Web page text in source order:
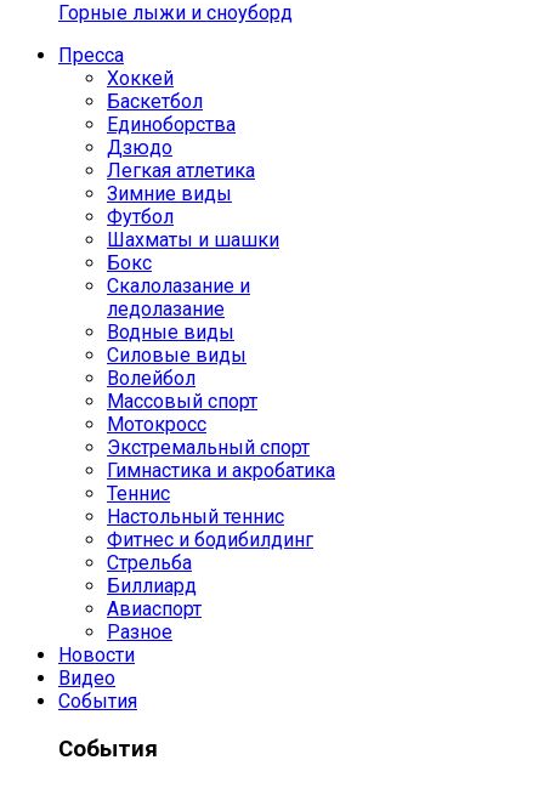
Горные лыжи и сноуборд
Пресса
Хоккей
Баскетбол
Единоборства
Дзюдо
Легкая атлетика
Зимние виды
Футбол
Шахматы и шашки
Бокс
Скалолазание и
ледолазание
Водные виды
Силовые виды
Волейбол
Массовый спорт
Мотокросс
Экстремальный спорт
Гимнастика и акробатика
Теннис
Настольный теннис
Фитнес и бодибилдинг
Стрельба
Биллиард
Авиаспорт
Разное
Новости
Видео
События
События